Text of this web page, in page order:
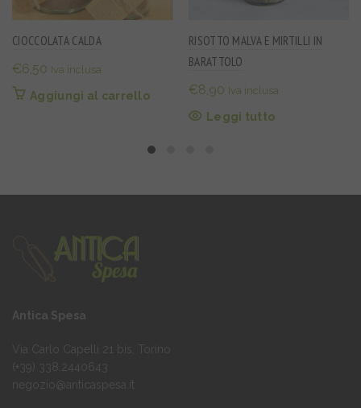
CIOCCOLATA CALDA
€6,50 Iva inclusa
Aggiungi al carrello
RISOTTO MALVA E MIRTILLI IN
BARATTOLO
€8,90 Iva inclusa
Leggi tutto
Antica Spesa
Via Carlo Capelli 21 bis, Torino
(+39) 338.2440643
negozio@anticaspesa.it